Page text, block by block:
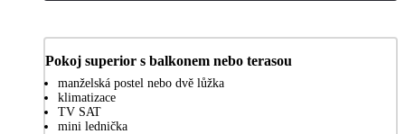
Pokoj superior s balkonem nebo terasou
manželská postel nebo dvě lůžka
klimatizace
TV SAT
mini lednička